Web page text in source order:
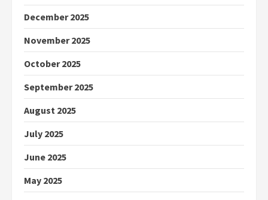
December 2025
November 2025
October 2025
September 2025
August 2025
July 2025
June 2025
May 2025